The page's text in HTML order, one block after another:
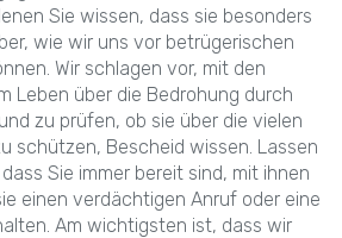
Sie wissen, dass sie besonders
wie wir uns vor betrügerischen
Wir schlagen vor, mit den
Leben über die Bedrohung durch
zu prüfen, ob sie über die vielen
schützen, Bescheid wissen. Lassen
Sie immer bereit sind, mit ihnen
einen verdächtigen Anruf oder eine
Am wichtigsten ist, dass wir